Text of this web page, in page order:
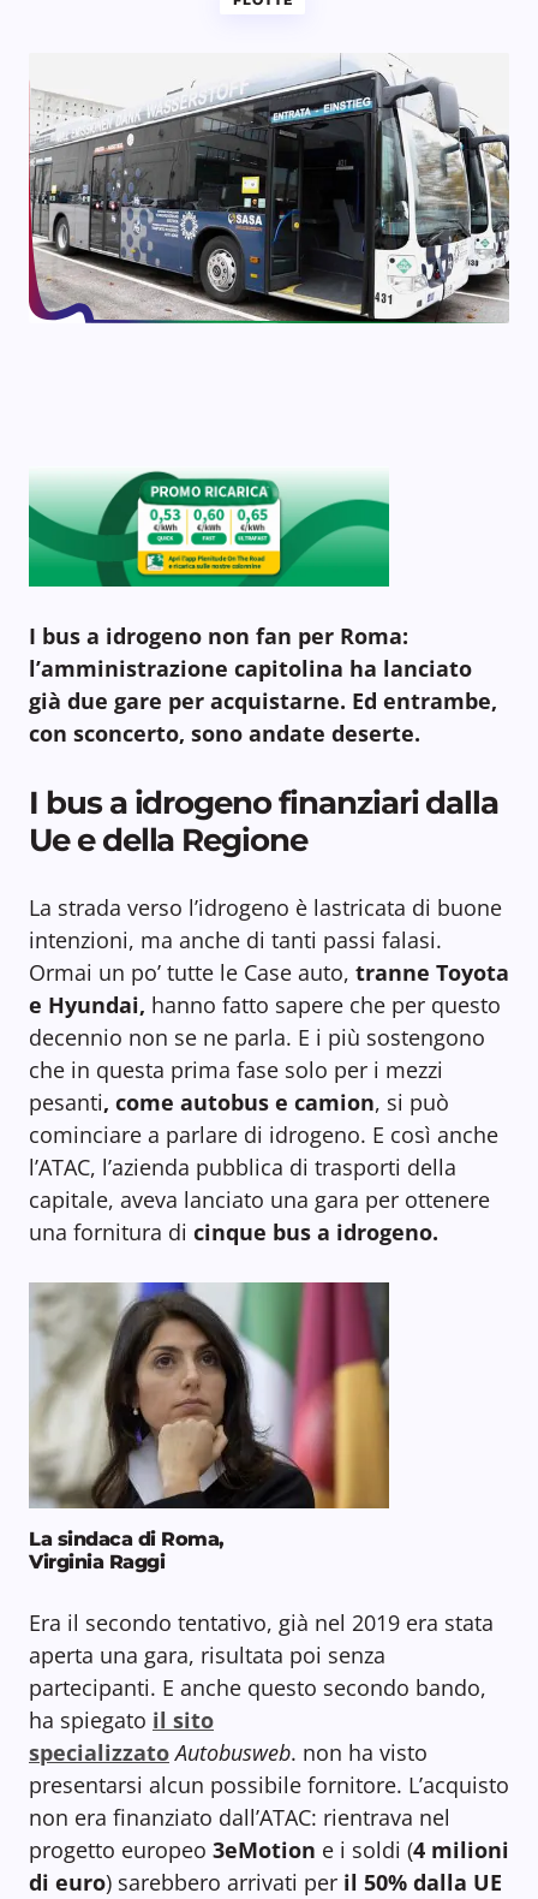
I bus a idrogeno non fan per Roma:
l’amministrazione capitolina ha lanciato
già due gare per acquistarne. Ed entrambe,
con sconcerto, sono andate deserte.
I bus a idrogeno finanziari dalla
Ue e della Regione
La strada verso l’idrogeno è lastricata di buone
intenzioni, ma anche di tanti passi falasi.
Ormai un po’ tutte le Case auto, tranne Toyota
e Hyundai, hanno fatto sapere che per questo
decennio non se ne parla. E i più sostengono
che in questa prima fase solo per i mezzi
pesanti, come autobus e camion, si può
cominciare a parlare di idrogeno. E così anche
l’ATAC, l’azienda pubblica di trasporti della
capitale, aveva lanciato una gara per ottenere
una fornitura di cinque bus a idrogeno.
La sindaca di Roma,
Virginia Raggi
Era il secondo tentativo, già nel 2019 era stata
aperta una gara, risultata poi senza
partecipanti. E anche questo secondo bando,
ha spiegato il sito
specializzato Autobusweb. non ha visto
presentarsi alcun possibile fornitore. L’acquisto
non era finanziato dall’ATAC: rientrava nel
progetto europeo 3eMotion e i soldi (4 milioni
di euro) sarebbero arrivati per il 50% dalla UE